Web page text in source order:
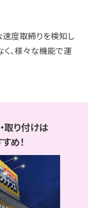
速度取締りを検知し
、様々な機能で運
取り付けは
め！